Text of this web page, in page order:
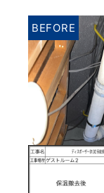
BEFORE